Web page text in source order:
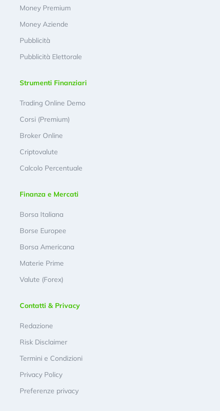
Money Premium
Money Aziende
Pubblicità
Pubblicità Elettorale
Strumenti Finanziari
Trading Online Demo
Corsi (Premium)
Broker Online
Criptovalute
Calcolo Percentuale
Finanza e Mercati
Borsa Italiana
Borse Europee
Borsa Americana
Materie Prime
Valute (Forex)
Contatti & Privacy
Redazione
Risk Disclaimer
Termini e Condizioni
Privacy Policy
Preferenze privacy